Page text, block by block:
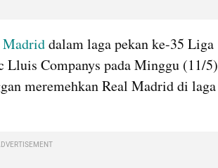
Madrid dalam laga pekan ke-35 Liga
Companys pada Minggu (11/5)
meremehkan Real Madrid di laga